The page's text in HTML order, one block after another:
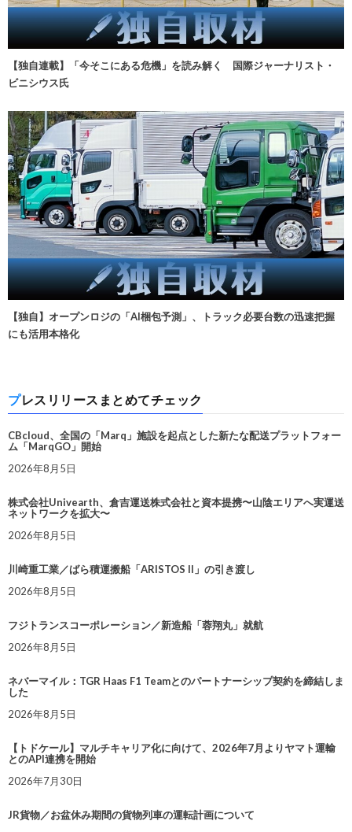
【独自連載】「今そこにある危機」を読み解く 国際ジャーナリスト・
ビニシウス氏
【独自】オープンロジの「AI梱包予測」、トラック必要台数の迅速把握
にも活用本格化
プレスリリースまとめてチェック
CBcloud、全国の「Marq」施設を起点とした新たな配送プラットフォー
ム「MarqGO」開始
2026年8月5日
株式会社Univearth、倉吉運送株式会社と資本提携〜山陰エリアへ実運送
ネットワークを拡大〜
2026年8月5日
川崎重工業／ばら積運搬船「ARISTOS II」の引き渡し
2026年8月5日
フジトランスコーポレーション／新造船「蓉翔丸」就航
2026年8月5日
ネバーマイル：TGR Haas F1 Teamとのパートナーシップ契約を締結しま
した
2026年8月5日
【トドケール】マルチキャリア化に向けて、2026年7月よりヤマト運輸
とのAPI連携を開始
2026年7月30日
JR貨物／お盆休み期間の貨物列車の運転計画について